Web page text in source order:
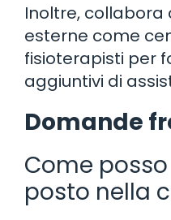
Inoltre,
esterne come
fisioterapisti per
aggiuntivi di
Domande
Come
posto nella